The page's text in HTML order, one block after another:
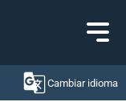
Cambiar idioma